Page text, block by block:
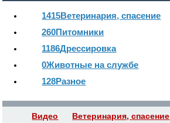
1415Ветеринария, спасение
260Питомники
1186Дрессировка
0Животные на службе
128Разное
Видео Ветеринария, спасение